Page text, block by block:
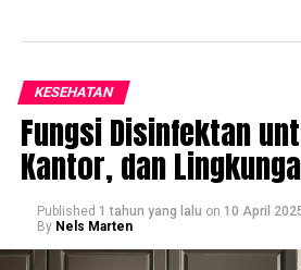
KESEHATAN
Fungsi Disinfektan
Kantor, dan
Published 1 tahun yang lalu on 10 April
By Nels Marten